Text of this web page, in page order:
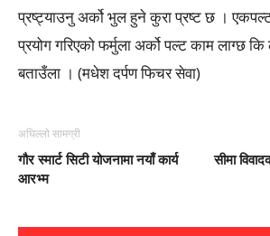
प्रष्ट्याउनु अर्को भुल हुने कुरा प्रष्ट छ । एकपल्ट
प्रयोग गरिएको फर्मुला अर्को पल्ट काम लाग्छ
बताउँला । (मधेश दर्पण फिचर सेवा)
अघिल्लो सामग्री
गौर स्मार्ट सिटी योजनामा नयाँ कार्य
आरभ्म
सीमा